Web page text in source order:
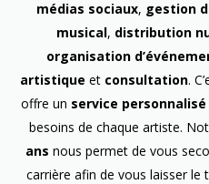
médias sociaux, gestion
musical, distribution
organisation
artistique etconsultation.
offre un service personnalisé
besoins de chaque artiste.
ans nous permet de vous
carrière afin de vous laisser